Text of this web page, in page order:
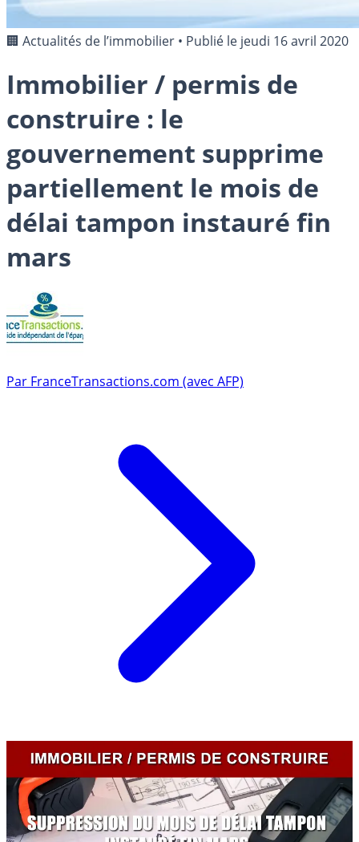
🏢 Actualités de l’immobilier • Publié le jeudi 16 avril 2020
Immobilier / permis de
construire : le
gouvernement supprime
partiellement le mois de
délai tampon instauré fin
mars
Par FranceTransactions.com (avec AFP)